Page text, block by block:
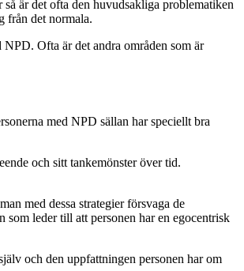
är det ofta den huvudsakliga problematiken
från det normala.
Ofta är det andra områden som är
med NPD sällan har speciellt bra
och sitt tankemönster över tid.
med dessa strategier försvaga de
som leder till att personen har en egocentrisk
och den uppfattningen personen har om